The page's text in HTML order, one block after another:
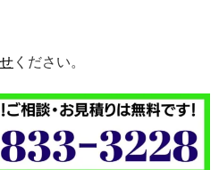
ください。